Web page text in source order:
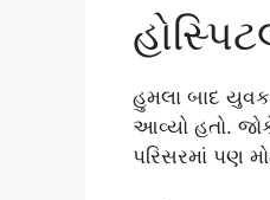
હુમલા બાદ
આવ્યો હતો.
પરિસરમાં પણ